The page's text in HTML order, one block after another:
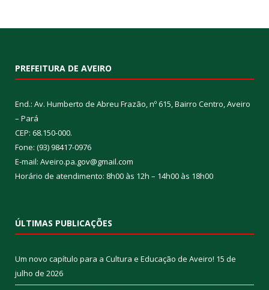
PREFEITURA DE AVEIRO
End.: Av. Humberto de Abreu Frazão, nº 615, Bairro Centro, Aveiro
– Pará
CEP: 68.150-000.
Fone: (93) 98417-0976
E-mail: Aveiro.pa.gov@gmail.com
Horário de atendimento: 8h00 às 12h – 14h00 às 18h00
ÚLTIMAS PUBLICAÇÕES
Um novo capítulo para a Cultura e Educação de Aveiro! 15 de
julho de 2026